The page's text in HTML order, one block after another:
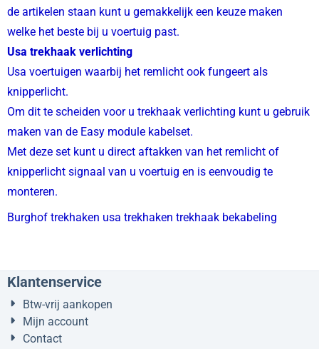
de artikelen staan kunt u gemakkelijk een keuze maken
welke het beste bij u voertuig past.
Usa trekhaak verlichting
Usa voertuigen waarbij het remlicht ook fungeert als
knipperlicht.
Om dit te scheiden voor u trekhaak verlichting kunt u gebruik
maken van de Easy module kabelset.
Met deze set kunt u direct aftakken van het remlicht of
knipperlicht signaal van u voertuig en is eenvoudig te
monteren.
Burghof trekhaken usa trekhaken trekhaak bekabeling
Klantenservice
Btw-vrij aankopen
Mijn account
Contact